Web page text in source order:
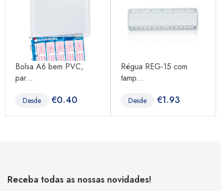
Bolsa A6 bem PVC,
par...
Desde €0.40
Régua REG-15 com
tamp...
Desde €1.93
Receba todas as nossas novidades!